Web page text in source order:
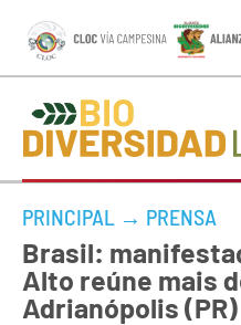
PRINCIPAL → PRENSA
Brasil:
Alto reúne mais
Adrianópolis (PR)